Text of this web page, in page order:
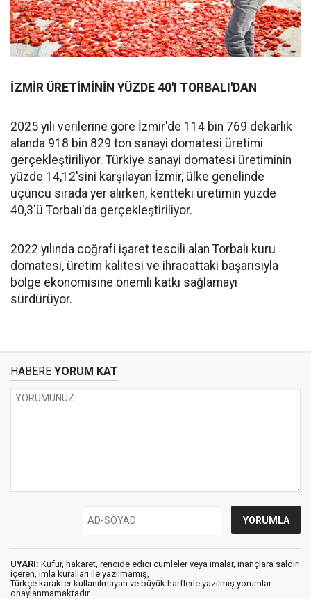
İZMİR ÜRETİMİNİN YÜZDE 40'I TORBALI'DAN
2025 yılı verilerine göre İzmir'de 114 bin 769 dekarlık
alanda 918 bin 829 ton sanayi domatesi üretimi
gerçekleştiriliyor. Türkiye sanayi domatesi üretiminin
yüzde 14,12'sini karşılayan İzmir, ülke genelinde
üçüncü sırada yer alırken, kentteki üretimin yüzde
40,3'ü Torbalı'da gerçekleştiriliyor.
2022 yılında coğrafi işaret tescili alan Torbalı kuru
domatesi, üretim kalitesi ve ihracattaki başarısıyla
bölge ekonomisine önemli katkı sağlamayı
sürdürüyor.
HABERE YORUM KAT
UYARI: Küfür, hakaret, rencide edici cümleler veya imalar, inançlara saldırı
içeren, imla kuralları ile yazılmamış,
Türkçe karakter kullanılmayan ve büyük harflerle yazılmış yorumlar
onaylanmamaktadır.